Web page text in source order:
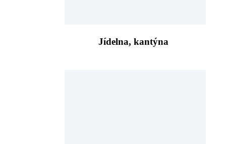
Jídelna, kantýna